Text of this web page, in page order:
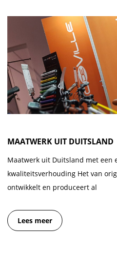
MAATWERK UIT DUITSLAND
Maatwerk uit Duitsland met een
kwaliteitsverhouding Het van
ontwikkelt en produceert al
Lees meer